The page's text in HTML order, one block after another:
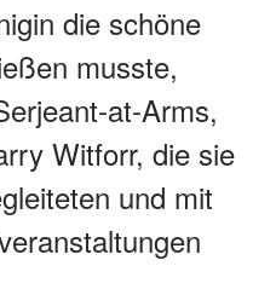
die schöne
musste,
at-Arms,
Witforr, die sie
und mit